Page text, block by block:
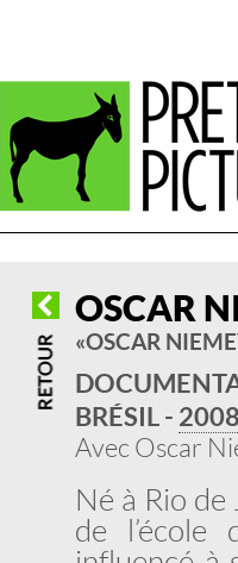
OSCAR
« OSCAR
BRÉSIL - 2008
Avec Oscar
Né à Rio
de l’école